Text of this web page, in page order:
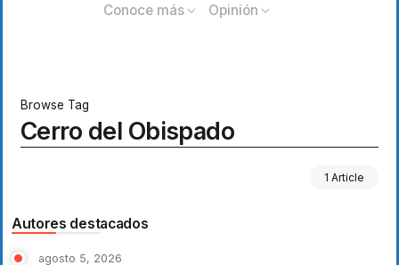
Conoce más
Opinión
Browse Tag
Cerro del Obispado
1 Article
Autores destacados
agosto 5, 2026